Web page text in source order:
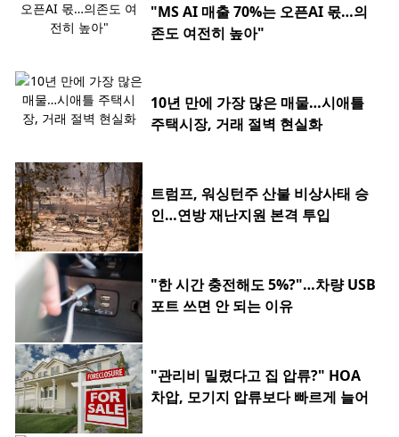
"MS AI 매출 70%는 오픈AI 몫…의
존도 여전히 높아"
10년 만에 가장 많은 매물…시애틀
주택시장, 거래 절벽 현실화
트럼프, 워싱턴주 산불 비상사태 승
인…연방 재난지원 본격 투입
"한 시간 충전해도 5%?"…차량 USB
포트 쓰면 안 되는 이유
"관리비 밀렸다고 집 압류?" HOA
차압, 모기지 압류보다 빠르게 늘어